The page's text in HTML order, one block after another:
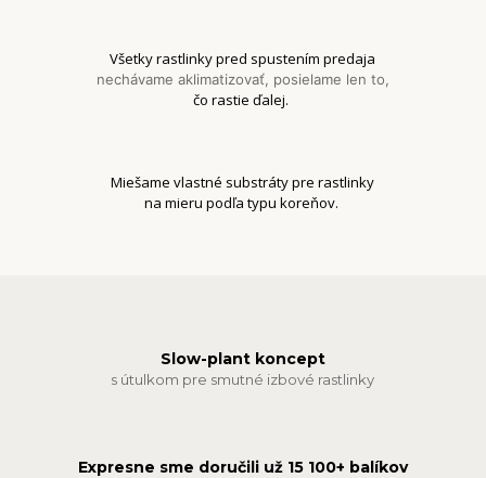
Všetky rastlinky pred spustením predaja
nechávame aklimatizovať, posielame len to,
čo rastie ďalej.
Miešame vlastné substráty pre rastlinky
na mieru podľa typu koreňov.
Slow-plant koncept
s útulkom pre smutné izbové rastlinky
Expresne sme doručili už 15 100+ balíkov